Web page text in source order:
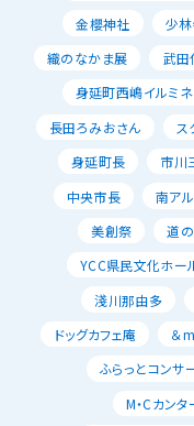
金櫻神社
少
織のなかま展
武田
身延町西嶋イルミネ
長田ろみおさん
ス
身延町長
市川
中央市長
南ア
美創祭
道
YCC県民文化ホー
淺川那由多
ドッグカフェ庵
＆
ふらっとコンサ
M・Cカンタ